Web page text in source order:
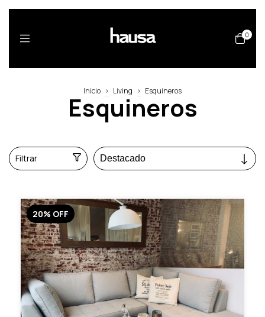
0
Inicio > Living > Esquineros
Esquineros
Filtrar
20% OFF